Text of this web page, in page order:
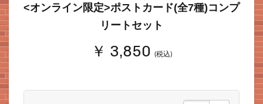
<オンライン限定>ポストカード(全7種)コンプ
リートセット
￥ 3,850 (税込)